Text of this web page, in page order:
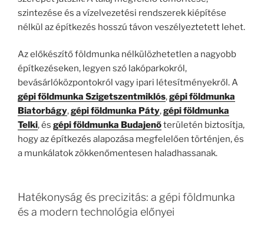
szintezése és a vízelvezetési rendszerek kiépítése
nélkül az építkezés hosszú távon veszélyeztetett lehet.
Az előkészítő földmunka nélkülözhetetlen a nagyobb
építkezéseken, legyen szó lakóparkokról,
bevásárlóközpontokról vagy ipari létesítményekről. A
gépi földmunka Szigetszentmiklós,gépi földmunka
Biatorbágy,gépi földmunka Páty,gépi földmunka
Telki, és gépi földmunka Budajenőterületén biztosítja,
hogy az építkezés alapozása megfelelően történjen, és
a munkálatok zökkenőmentesen haladhassanak.
Hatékonyság és precizitás: a gépi földmunka
és a modern technológia előnyei